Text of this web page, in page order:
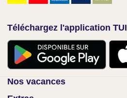
Téléchargez l'application TUI
Nos vacances